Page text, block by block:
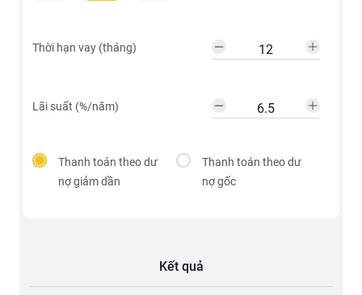
Thời hạn vay (tháng)
Lãi suất (%/năm)
Thanh toán theo dư
nợ giảm dần
Thanh toán theo dư
nợ gốc
Kết quả